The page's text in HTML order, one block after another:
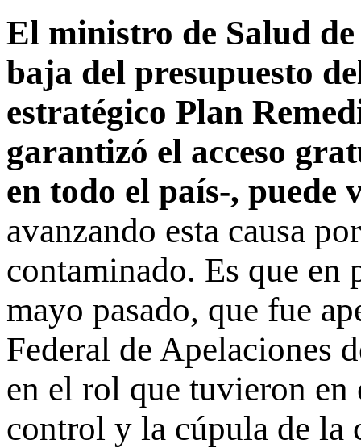
El ministro de Salud
baja del presupuesto
estratégico Plan
garantizó el acceso
en todo el país-, puede
avanzando esta causa
contaminado. Es que en
mayo pasado, que fue
Federal de Apelaciones
en el rol que tuvieron en
control y la cúpula de la